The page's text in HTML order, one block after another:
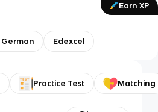
Earn XP
Edexcel
Practice Test Matching